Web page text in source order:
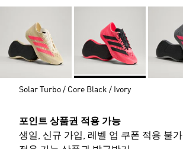
Solar Turbo / Core Black / Ivory
포인트 상품권 적용 가능
생일, 신규 가입, 레벨 업 쿠폰 적용 불가